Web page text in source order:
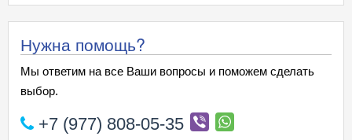
Нужна помощь?
Мы ответим на все Ваши вопросы и поможем сделать
выбор.
+7 (977) 808-05-35